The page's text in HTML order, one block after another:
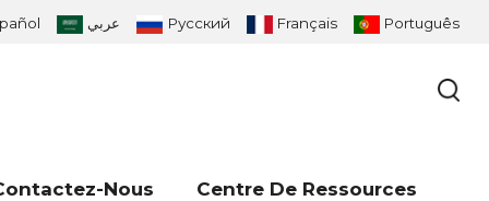
عربي Русский Français Português
Nous Centre De Ressources